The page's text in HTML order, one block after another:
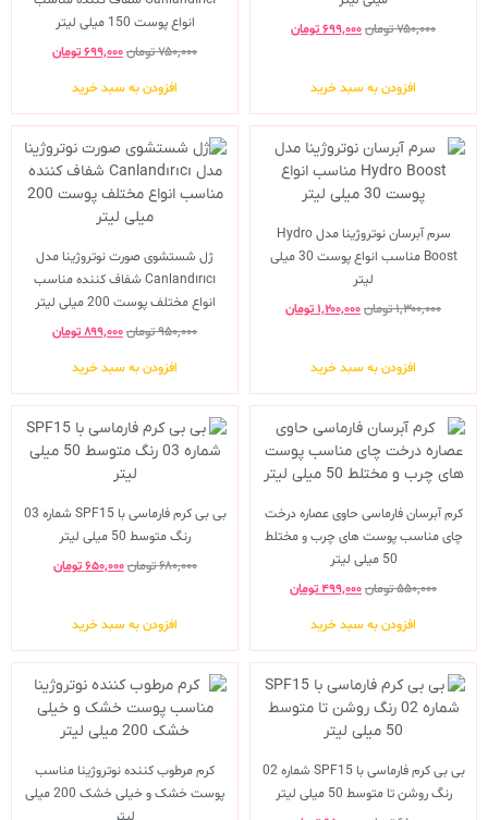
۷۵۰,۰۰۰تومان۶۹۹,۰۰۰تومان
افزودن به سبد خرید
انواع پوست 150 میلی لیتر
۷۵۰,۰۰۰تومان۶۹۹,۰۰۰تومان
افزودن به سبد خرید
سرم آبرسان نوتروژینا مدل Hydro
Boost مناسب انواع پوست 30 میلی
لیتر
۱,۳۰۰,۰۰۰تومان۱,۲۰۰,۰۰۰ تومان
افزودن به سبد خرید
ژل شستشوی صورت نوتروژینا مدل
Canlandırıcı شفاف کننده مناسب
انواع مختلف پوست 200 میلی لیتر
۹۵۰,۰۰۰تومان۸۹۹,۰۰۰تومان
افزودن به سبد خرید
کرم آبرسان فارماسی حاوی عصاره درخت
چای مناسب پوست های چرب و مختلط
50 میلی لیتر
۵۵۰,۰۰۰تومان۴۹۹,۰۰۰تومان
افزودن به سبد خرید
بی بی کرم فارماسی با SPF15 شماره 03
رنگ متوسط 50 میلی لیتر
۶۸۰,۰۰۰تومان۶۵۰,۰۰۰ تومان
افزودن به سبد خرید
بی بی کرم فارماسی با SPF15 شماره 02
رنگ روشن تا متوسط 50 میلی لیتر
کرم مرطوب کننده نوتروژینا مناسب
پوست خشک و خیلی خشک 200 میلی
لیتر